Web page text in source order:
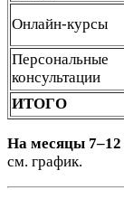
Онлайн-курсы
Персональные
консультации
ИТОГО
На месяцы 7–12
см. график.